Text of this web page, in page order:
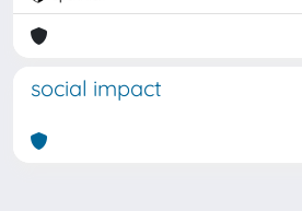
social impact